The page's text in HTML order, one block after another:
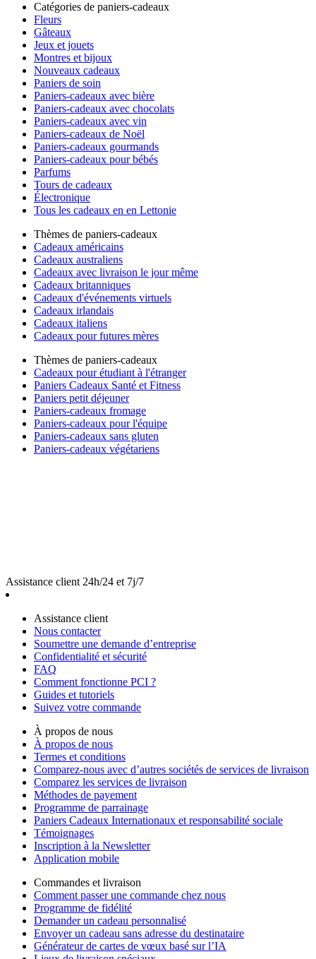
Catégories de paniers-cadeaux
Fleurs
Gâteaux
Jeux et jouets
Montres et bijoux
Nouveaux cadeaux
Paniers de soin
Paniers-cadeaux avec bière
Paniers-cadeaux avec chocolats
Paniers-cadeaux avec vin
Paniers-cadeaux de Noël
Paniers-cadeaux gourmands
Paniers-cadeaux pour bébés
Parfums
Tours de cadeaux
Électronique
Tous les cadeaux en en Lettonie
Thèmes de paniers-cadeaux
Cadeaux américains
Cadeaux australiens
Cadeaux avec livraison le jour même
Cadeaux britanniques
Cadeaux d'événements virtuels
Cadeaux irlandais
Cadeaux italiens
Cadeaux pour futures mères
Thèmes de paniers-cadeaux
Cadeaux pour étudiant à l'étranger
Paniers Cadeaux Santé et Fitness
Paniers petit déjeuner
Paniers-cadeaux fromage
Paniers-cadeaux pour l'équipe
Paniers-cadeaux sans gluten
Paniers-cadeaux végétariens
Assistance client 24h/24 et 7j/7
Assistance client
Nous contacter
Soumettre une demande d’entreprise
Confidentialité et sécurité
FAQ
Comment fonctionne PCI ?
Guides et tutoriels
Suivez votre commande
À propos de nous
À propos de nous
Termes et conditions
Comparez-nous avec d’autres sociétés de services de livraison
Comparez les services de livraison
Méthodes de payement
Programme de parrainage
Paniers Cadeaux Internationaux et responsabilité sociale
Témoignages
Inscription à la Newsletter
Application mobile
Commandes et livraison
Comment passer une commande chez nous
Programme de fidélité
Demander un cadeau personnalisé
Envoyer un cadeau sans adresse du destinataire
Générateur de cartes de vœux basé sur l’IA